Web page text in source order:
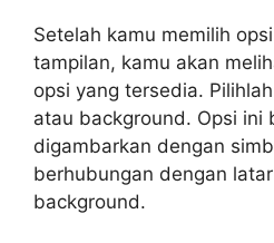
Setelah kamu memilih
tampilan, kamu akan
opsi yang tersedia.
atau background. Opsi ini
digambarkan dengan
berhubungan dengan
background.